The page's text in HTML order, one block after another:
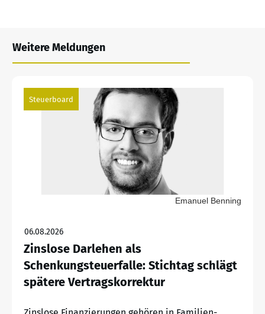
Weitere Meldungen
Steuerboard
Emanuel Benning
06.08.2026
Zinslose Darlehen als
Schenkungsteuerfalle: Stichtag schlägt
spätere Vertragskorrektur